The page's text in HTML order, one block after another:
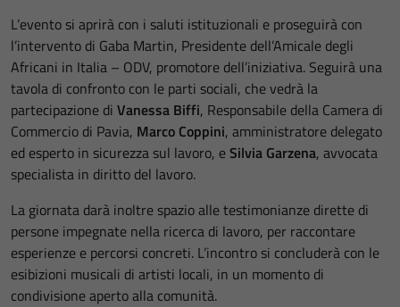
L’evento si aprirà con i saluti istituzionali e proseguirà con
l’intervento di Gaba Martin, Presidente dell’Amicale degli
Africani in Italia – ODV, promotore dell’iniziativa. Seguirà una
tavola di confronto con le parti sociali, che vedrà la
partecipazione di Vanessa Biffi, Responsabile della Camera di
Commercio di Pavia, Marco Coppini, amministratore delegato
ed esperto in sicurezza sul lavoro, eSilvia Garzena, avvocata
specialista in diritto del lavoro.
La giornata darà inoltre spazio alle testimonianze dirette di
persone impegnate nella ricerca di lavoro, per raccontare
esperienze e percorsi concreti. L’incontro si concluderà con le
esibizioni musicali di artisti locali, in un momento di
condivisione aperto alla comunità.